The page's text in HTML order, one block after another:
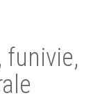
funivie,